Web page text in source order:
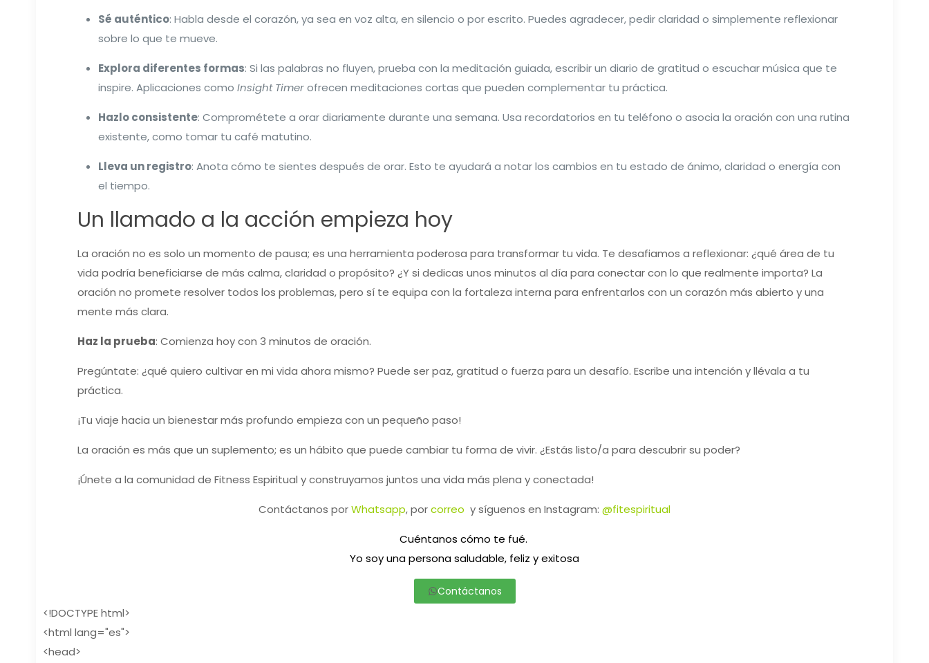
Sé auténtico: Habla desde el corazón, ya sea en voz alta, en silencio o por escrito. Puedes agradecer, pedir claridad o simplemente reflexionar
sobre lo que te mueve.
Explora diferentes formas: Si las palabras no fluyen, prueba con la meditación guiada, escribir un diario de gratitud o escuchar música que te
inspire. Aplicaciones como Insight Timerofrecen meditaciones cortas que pueden complementar tu práctica.
Hazlo consistente: Comprométete a orar diariamente durante una semana. Usa recordatorios en tu teléfono o asocia la oración con una rutina
existente, como tomar tu café matutino.
Lleva un registro: Anota cómo te sientes después de orar. Esto te ayudará a notar los cambios en tu estado de ánimo, claridad o energía con
el tiempo.
Un llamado a la acción empieza hoy
La oración no es solo un momento de pausa; es una herramienta poderosa para transformar tu vida. Te desafiamos a reflexionar: ¿qué área de tu
vida podría beneficiarse de más calma, claridad o propósito? ¿Y si dedicas unos minutos al día para conectar con lo que realmente importa? La
oración no promete resolver todos los problemas, pero sí te equipa con la fortaleza interna para enfrentarlos con un corazón más abierto y una
mente más clara.
Haz la prueba: Comienza hoy con 3 minutos de oración.
Pregúntate: ¿qué quiero cultivar en mi vida ahora mismo? Puede ser paz, gratitud o fuerza para un desafío. Escribe una intención y llévala a tu
práctica.
¡Tu viaje hacia un bienestar más profundo empieza con un pequeño paso!
La oración es más que un suplemento; es un hábito que puede cambiar tu forma de vivir. ¿Estás listo/a para descubrir su poder?
¡Únete a la comunidad de Fitness Espiritual y construyamos juntos una vida más plena y conectada!
Contáctanos porWhatsapp, porcorreo y síguenos en Instagram: @fitespiritual
Cuéntanos cómo te fué.
Yo soy una persona saludable, feliz y exitosa
Contáctanos
<!DOCTYPE html>
<html lang="es">
<head>